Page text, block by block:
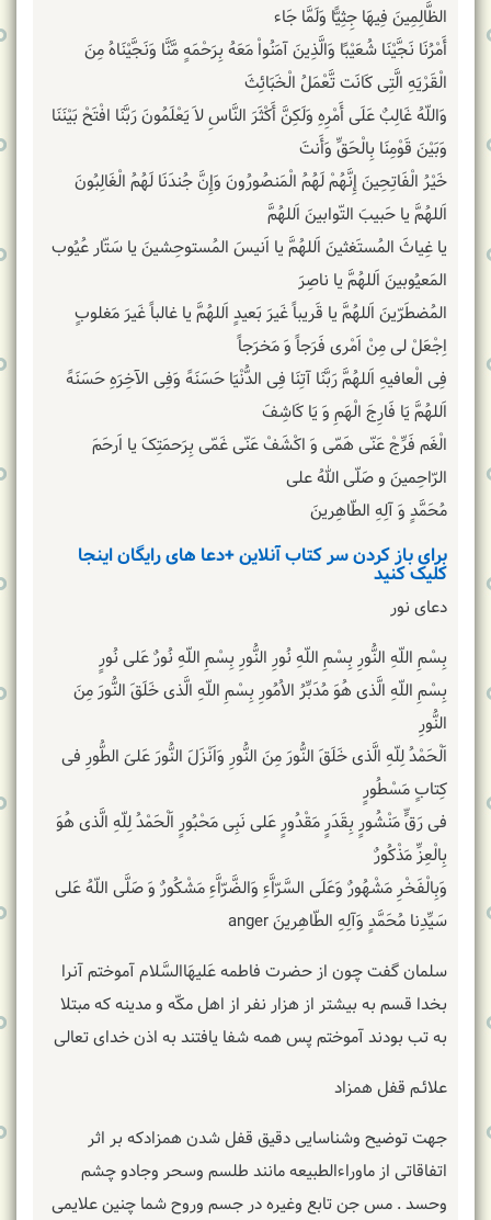
الظَّالِمِینَ فِیهَا جِثِیًّا وَلَمَّا جَاء
أَمْرُنَا نَجَّیْنَا شُعَیْبًا وَالَّذِینَ آمَنُواْ مَعَهُ بِرَحْمَهٍ مَّنَّا وَنَجَّیْنَاهُ مِنَ
الْقَرْیَهِ الَّتِی کَانَت تَّعْمَلُ الْخَبَائِثَ
وَاللّهُ غَالِبٌ عَلَى أَمْرِهِ وَلَکِنَّ أَکْثَرَ النَّاسِ لاَ یَعْلَمُونَ رَبَّنَا افْتَحْ بَیْنَنَا
وَبَیْنَ قَوْمِنَا بِالْحَقِّ وَأَنتَ
خَیْرُ الْفَاتِحِینَ إِنَّهُمْ لَهُمُ الْمَنصُورُونَ وَإِنَّ جُندَنَا لَهُمُ الْغَالِبُونَ
اَللهُمَّ یا حَبیبَ التّوابینَ اَللهُمَّ
یا غِیاثَ المُستَغثینَ اَللهُمَّ یا اَنیسَ المُستوحِشینَ یا سَتّار عُیُوب
المَعیُوبینَ اَللهُمَّ یا ناصِرَ
المُضطَرّینَ اَللهُمَّ یا قَریباً غَیرَ بَعیدٍ اَللهُمَّ یا غالباً غَیرَ مَغلوبٍ
اِجْعَلْ لی مِنْ اَمْری فَرَجاً وَ مَخرَجاً
فِی الْعافیهِ اَللهُمَّ رَبَّنَا آتِنَا فِی الدُّنْیَا حَسَنَهً وَفِی الآخِرَهِ حَسَنَهً
اَللهُمَّ یَا فَارِجَ‏ الْهَمِ‏ وَ یَا کَاشِفَ‏
الْغَم‏ فَرِّجْ عَنّی هَمّی وَ اکْشَفْ عَنّی غَمّی بِرَحمَتِکَ یا اَرحَمَ
الرّاحِمینَ و صَلّی اللهُ علی
مُحَمَّدٍ وَ آلِهِ الطّاهِرینَ
برای باز کردن سر کتاب آنلاین +دعا های رایگان اینجا
کلیک کنید
دعای نور
بِسْمِ اللّهِ النُّورِ بِسْمِ اللّهِ نُورِ النُّورِ بِسْمِ اللّهِ نُورٌ عَلى نُورٍ
بِسْمِ اللّهِ الَّذى هُوَ مُدَبِّرُ الاُمُورِ بِسْمِ اللّهِ الَّذى خَلَقَ النُّورَ مِنَ
النُّورِ
اَلْحَمْدُ لِلّهِ الَّذى خَلَقَ النُّورَ مِنَ النُّورِ وَاَنْزَلَ النُّورَ عَلىَ الطُّورِ فى
کِتابٍ مَسْطُورٍ
فى رَقٍّ مَنْشُورٍ بِقَدَرٍ مَقْدُورٍ عَلى نَبِی مَحْبُورٍ اَلْحَمْدُ لِلّهِ الَّذى هُوَ
بِالْعِزِّ مَذْکُورٌ
وَبِالْفَخْرِ مَشْهُورٌ وَعَلَى السَّرّاَّءِ وَالضَّرّاَّءِ مَشْکُورٌ وَ صَلَّى اللّهُ عَلى
سَیِّدِنا مُحَمَّدٍ وَآلِهِ الطّاهِرینَ anger
سلمان گفت چون از حضرت فاطمه عَلیهَاالسَّلام آموختم آنرا
بخدا قسم به بیشتر از هزار نفر از اهل مکّه و مدینه که مبتلا
به تب بودند آموختم پس همه شفا یافتند به اذن خدای تعالی
علائـم قفل همزاد
جهت توضیح وشناسایی دقیق قفل شدن همزادکه بر اثر
اتفاقاتی از ماوراءالطبیعه مانند طلسم وسحر وجادو چشم
وحسد . مس جن تابع وغیره در جسم وروح شما چنین علایمی